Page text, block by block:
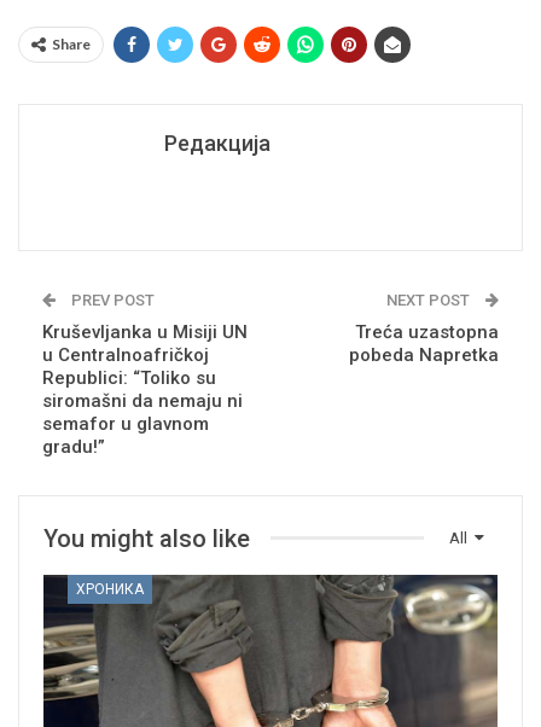
Share
Редакција
PREV POST
Kruševljanka u Misiji UN
u Centralnoafričkoj
Republici: “Toliko su
siromašni da nemaju ni
semafor u glavnom
gradu!”
NEXT POST
Treća uzastopna
pobeda Napretka
All
You might also like
ХРОНИКА